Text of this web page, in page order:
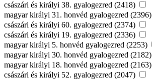
császári és királyi 38. gyalogezred (2418)
magyar királyi 31. honvéd gyalogezred (2396)
császári és királyi 60. gyalogezred (2374)
császári és királyi 19. gyalogezred (2336)
magyar királyi 5. honvéd gyalogezred (2253)
magyar királyi 30. honvéd gyalogezred (2182)
magyar királyi 18. honvéd gyalogezred (2163)
császári és királyi 52. gyalogezred (2047)